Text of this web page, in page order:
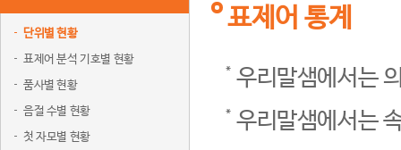
단위별 현황
표제어 분석 기호별 현황
품사별 현황
음절 수별 현황
첫 자모별 현황
표제어 통계
우리말샘에서는
우리말샘에서는